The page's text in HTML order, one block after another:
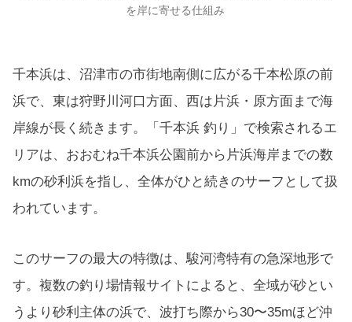
を岸に寄せる仕組み
千本浜は、沼津市の市街地南側に広がる千本松原の前
浜で、東は狩野川河口方面、西は片浜・原方面まで海
岸線が長く続きます。「千本浜 釣り」で検索されるエ
リアは、おおむね千本浜公園前から片浜海岸までの数
kmの砂利浜を指し、全体がひと続きのサーフとして扱
われています。
このサーフの最大の特徴は、駿河湾特有の急深地形で
す。複数の釣り場情報サイトによると、全域が砂とい
うより砂利主体の浜で、波打ち際から30〜35mほど沖